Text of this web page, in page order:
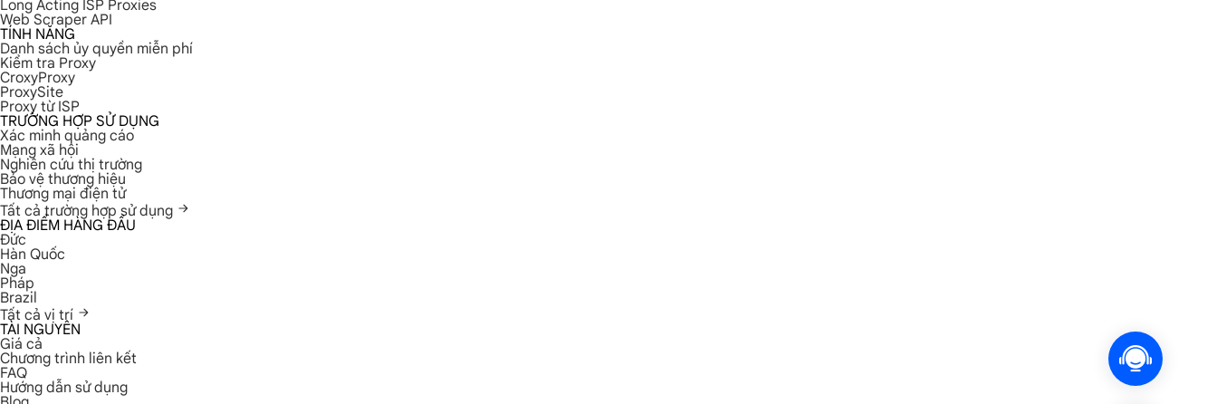
Long Acting ISP Proxies
Web Scraper API
TÍNH NĂNG
Danh sách ủy quyền miễn phí
Kiểm tra Proxy
CroxyProxy
ProxySite
Proxy từ ISP
TRƯỜNG HỢP SỬ DỤNG
Xác minh quảng cáo
Mạng xã hội
Nghiên cứu thị trường
Bảo vệ thương hiệu
Thương mại điện tử
Tất cả trường hợp sử dụng
ĐỊA ĐIỂM HÀNG ĐẦU
Đức
Hàn Quốc
Nga
Pháp
Brazil
Tất cả vị trí
TÀI NGUYÊN
Giá cả
Chương trình liên kết
FAQ
Hướng dẫn sử dụng